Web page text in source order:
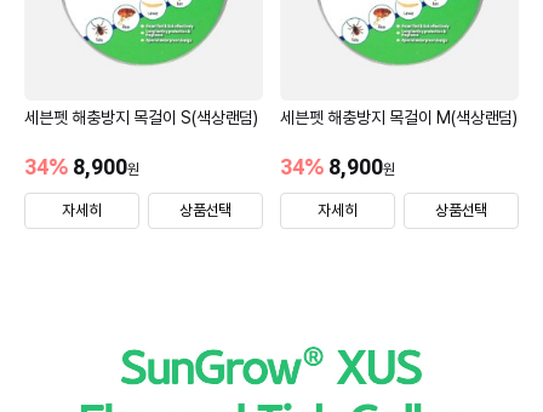
세븐펫 해충방지 목걸이 S(색상랜덤)
8,900원
34%
자세히 상품선택
세븐펫 해충방지 목걸이 M(색상랜덤)
8,900원
34%
자세히 상품선택